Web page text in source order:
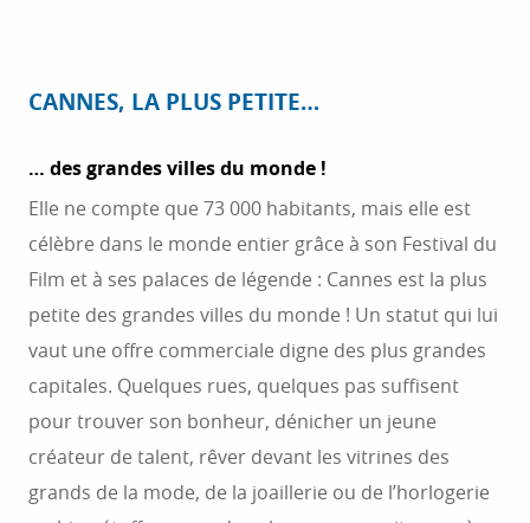
CANNES, LA PLUS PETITE…
… des grandes villes du monde !
Elle ne compte que 73 000 habitants, mais elle est
célèbre dans le monde entier grâce à son Festival du
Film et à ses palaces de légende : Cannes est la plus
petite des grandes villes du monde ! Un statut qui lui
vaut une offre commerciale digne des plus grandes
capitales. Quelques rues, quelques pas suffisent
pour trouver son bonheur, dénicher un jeune
créateur de talent, rêver devant les vitrines des
grands de la mode, de la joaillerie ou de l’horlogerie